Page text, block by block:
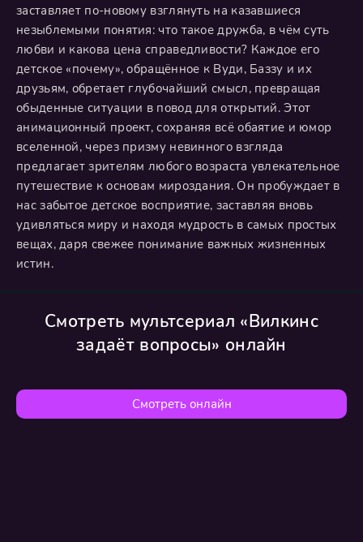
заставляет по-новому взглянуть на казавшиеся
незыблемыми понятия: что такое дружба, в чём суть
любви и какова цена справедливости? Каждое его
детское «почему», обращённое к Вуди, Баззу и их
друзьям, обретает глубочайший смысл, превращая
обыденные ситуации в повод для открытий. Этот
анимационный проект, сохраняя всё обаятие и юмор
вселенной, через призму невинного взгляда
предлагает зрителям любого возраста увлекательное
путешествие к основам мироздания. Он пробуждает в
нас забытое детское восприятие, заставляя вновь
удивляться миру и находя мудрость в самых простых
вещах, даря свежее понимание важных жизненных
истин.
Смотреть мультсериал «Вилкинс
задаёт вопросы» онлайн
Смотреть онлайн